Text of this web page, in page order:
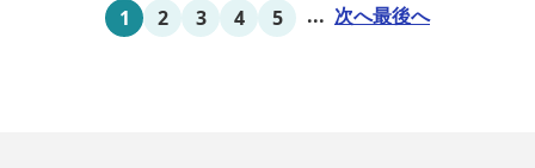
1 2 3 4 5 ... 次へ最後へ